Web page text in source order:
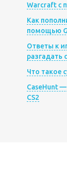
Warcraft с
Как
помощью
Ответы к
разгадать
Что такое
CaseHunt
CS2